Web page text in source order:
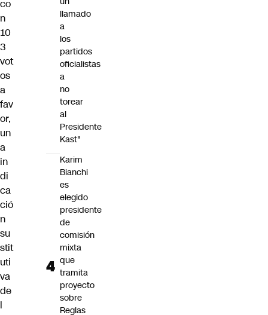
co
n
10
3
vot
os
a
fav
or,
un
a
in
di
ca
ció
n
su
stit
uti
va
de
l
llamado
a
los
partidos
oficialistas
a
no
torear
al
Presidente
Kast"
Karim
Bianchi
es
elegido
presidente
de
comisión
mixta
que
tramita
proyecto
sobre
Reglas